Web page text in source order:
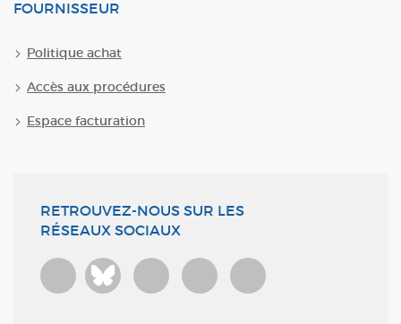
FOURNISSEUR
Politique achat
Accès aux procédures
Espace facturation
RETROUVEZ-NOUS SUR LES
RÉSEAUX SOCIAUX
Bluesky